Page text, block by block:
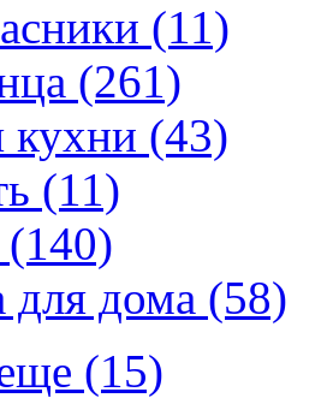
(11)
(261)
кухни (43)
(11)
(140)
дома (58)
(15)